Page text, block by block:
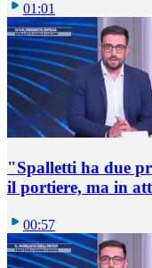
01:01
"Spalletti ha due
il portiere, ma in
00:57